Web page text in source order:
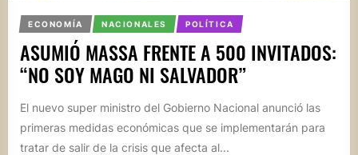
ECONOMÍA NACIONALES POLÍTICA
ASUMIÓ MASSA FRENTE A 500 INVITADOS:
“NO SOY MAGO NI SALVADOR”
El nuevo super ministro del Gobierno Nacional anunció las
primeras medidas económicas que se implementarán para
tratar de salir de la crisis que afecta al...